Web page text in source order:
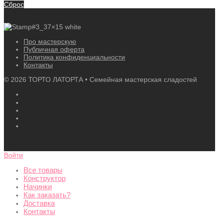
Сброс
Про мастерскую
Публичная оферта
Политика конфиденциальности
Контакты
© 2026 ТОРТО ЛАТОРТА • Семейная мастерская сладостей
Войти
Все товары
Конструктор
Начинки
Как заказать?
Доставка
Контакты